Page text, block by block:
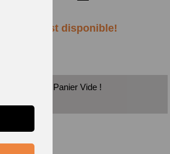
Panier Vide !